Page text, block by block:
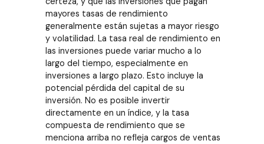
mayores tasas de rendimiento
generalmente están sujetas a mayor riesgo
y volatilidad. La tasa real de rendimiento en
las inversiones puede variar mucho a lo
largo del tiempo, especialmente en
inversiones a largo plazo. Esto incluye la
potencial pérdida del capital de su
inversión. No es posible invertir
directamente en un índice, y la tasa
compuesta de rendimiento que se
menciona arriba no refleja cargos de ventas